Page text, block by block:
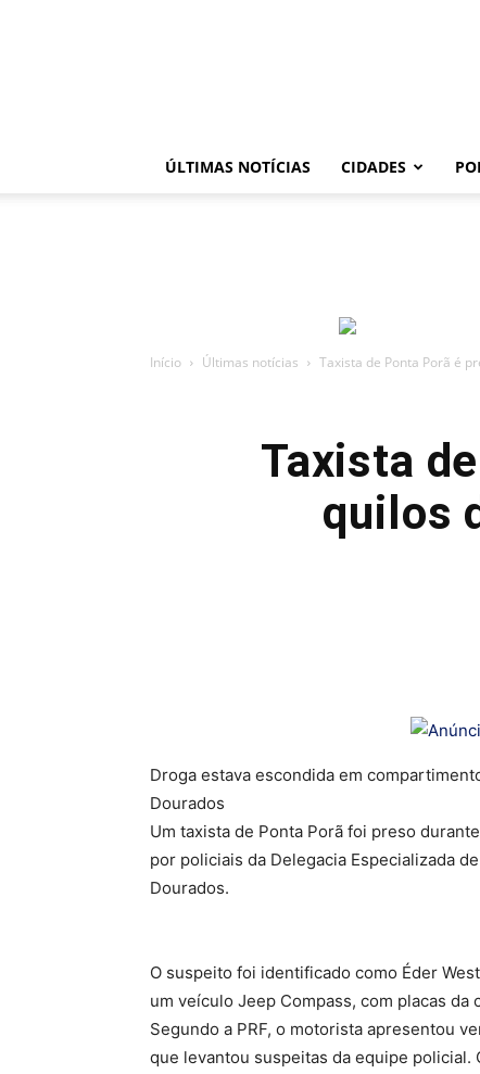
ÚLTIMAS NOTÍCIAS CIDADES
Início Últimas notícias Taxista de Ponta Porã é
Taxista
quilos
Droga estava escondida em
Dourados
Um taxista de Ponta Porã foi preso
por policiais da Delegacia Especializada
Dourados.
O suspeito foi identificado como Éder
um veículo Jeep Compass, com placas
Segundo a PRF, o motorista apresentou
que levantou suspeitas da equipe policial.